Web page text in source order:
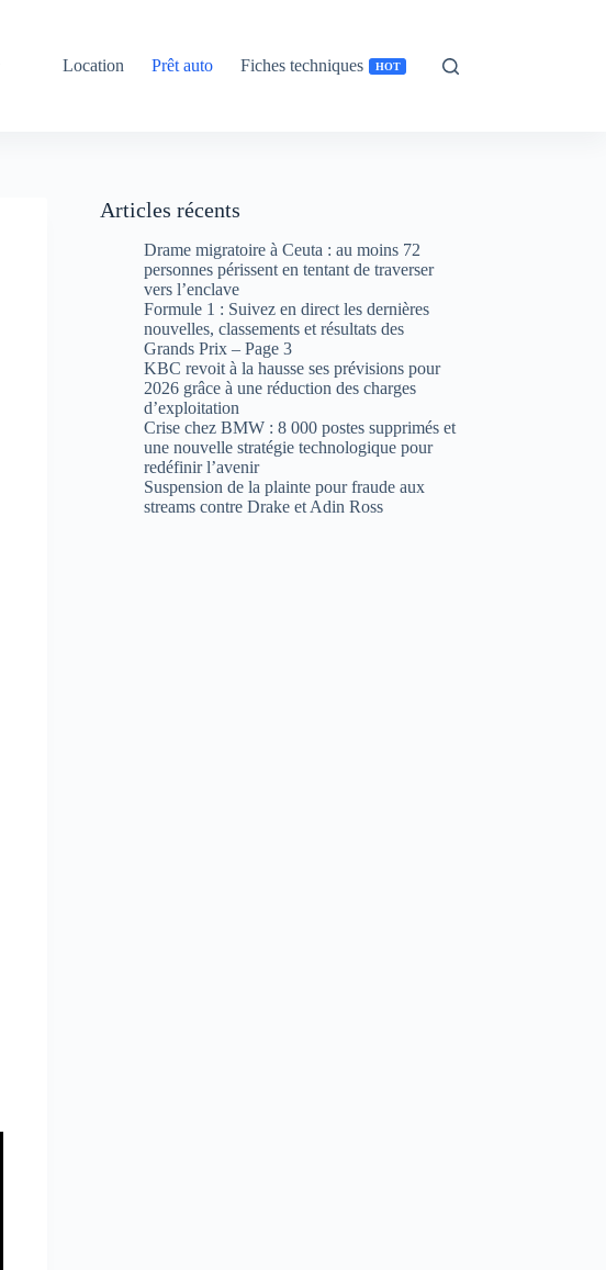
Location Prêt auto Fiches techniques HOT
Articles récents
Drame migratoire à Ceuta : au moins 72
personnes périssent en tentant de traverser
vers l’enclave
Formule 1 : Suivez en direct les dernières
nouvelles, classements et résultats des
Grands Prix – Page 3
KBC revoit à la hausse ses prévisions pour
2026 grâce à une réduction des charges
d’exploitation
Crise chez BMW : 8 000 postes supprimés et
une nouvelle stratégie technologique pour
redéfinir l’avenir
Suspension de la plainte pour fraude aux
streams contre Drake et Adin Ross